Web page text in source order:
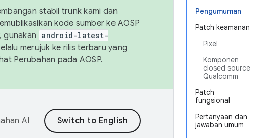
Pengumuman
Patch keamanan
Pixel
Komponen
closed source
Qualcomm
Patch
fungsional
Pertanyaan dan
jawaban umum
stabil trunk kami dan
kode sumber ke AOSP
gunakan android-latest-
merujuk ke rilis terbaru yang
Perubahan pada AOSP.
AI